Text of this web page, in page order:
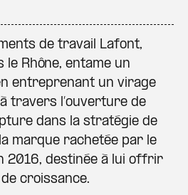
de travail Lafont,
le Rhône, entame un
entreprenant un virage
travers l’ouverture de
dans la stratégie de
marque rachetée par le
2016, destinée à lui offrir
croissance.